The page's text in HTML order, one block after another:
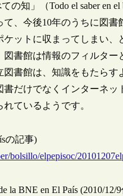
の知」（Todo el saber en
、今後10年のうちに図
ットに収まってしまい
書館は情報のフィルタ
書館は、知識をもたら
だけでなくインターネ
ているようです。
の記事)
bolsillo/elpepisoc/
la BNE en El País (2010/